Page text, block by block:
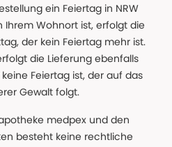
ein Feiertag in NRW
Wohnort ist, erfolgt die
der kein Feiertag mehr ist.
die Lieferung ebenfalls
Feiertag ist, der auf das
Gewalt folgt.
medpex und den
besteht keine rechtliche